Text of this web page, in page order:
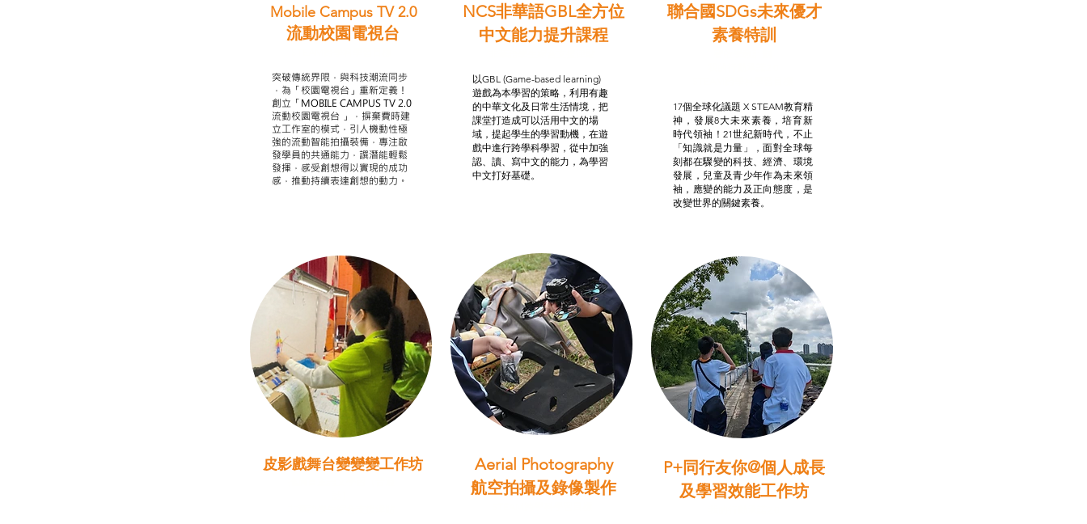
Mobile Campus TV 2.0
流動校園電視台
突破傳統界限，與科技潮流同步
，為「校園電視台」重新定義！
創立「MOBILE CAMPUS TV 2.0
流動校園電視台 」，摒棄費時建
立工作室的模式，引人機動性極
強的流動智能拍攝裝備，專注啟
發學員的共通能力，譔潛能輕鬆
發揮，感受創想得以實現的成功
感，推動持續表達創想的動力。
皮影戲舞台變變變工作坊
NCS非華語GBL全方位
中文能力提升課程
以GBL (Game-based learning)
遊戲為本學習的策略，利用有趣
的中華文化及日常生活情境，把
課堂打造成可以活用中文的場
域，提起學生的學習動機，在遊
戲中進行跨學科學習，從中加強
認、讀、寫中文的能力，為學習
中文打好基礎。
Aerial Photography
航空拍攝及錄像製作
聯合國SDGs未來優才
素養特訓
17個全球化議題 X STEAM教育精
神，發展8大未來素養，培育新
時代領袖！21世紀新時代，不止
「知識就是力量」，面對全球每
刻都在驟變的科技、經濟、環境
發展，兒童及青少年作為未來領
袖，應變的能力及正向態度，是
改變世界的關鍵素養。
P+同行友你@個人成長
及學習效能工作坊